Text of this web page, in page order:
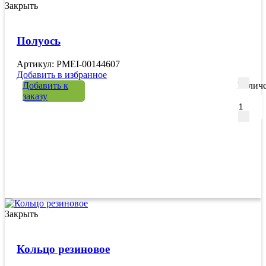
Закрыть
Полуось
Артикул: PMEI-00144607
Добавить в избранное
Добавить к
заказу
Закрыть
Кольцо резиновое